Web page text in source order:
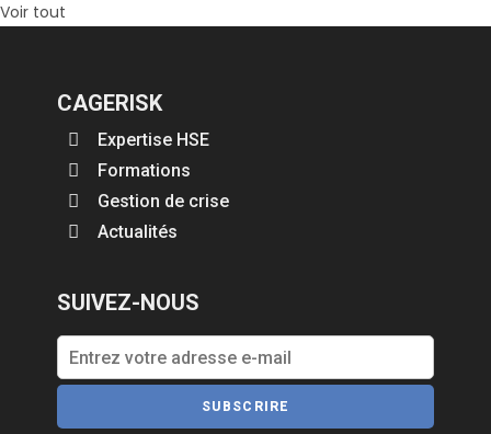
Voir tout
CAGERISK
Expertise HSE
Formations
Gestion de crise
Actualités
SUIVEZ-NOUS
SUBSCRIRE